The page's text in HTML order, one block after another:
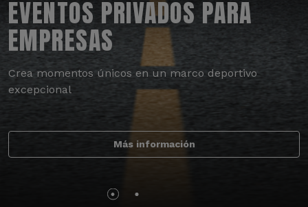
EVENTOS PRIVADOS PARA
EMPRESAS
Crea momentos únicos en un marco deportivo
excepcional
Más información